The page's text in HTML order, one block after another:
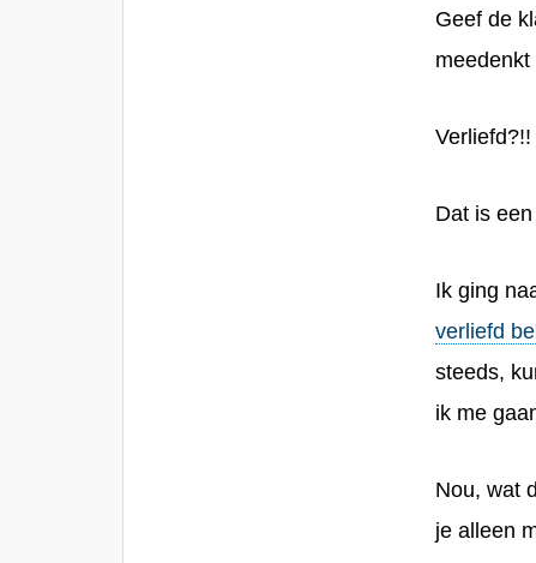
Geef de
meedenkt
Verliefd?!!
Dat is
Ik ging
verliefd
steeds,
ik me
Nou, wat
je alleen